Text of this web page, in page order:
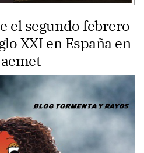
el segundo febrero
XXI en España en